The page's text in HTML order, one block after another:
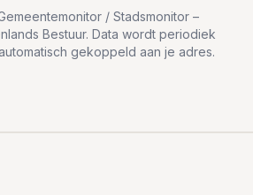
/ Stadsmonitor –
Bestuur. Data wordt periodiek
gekoppeld aan je adres.